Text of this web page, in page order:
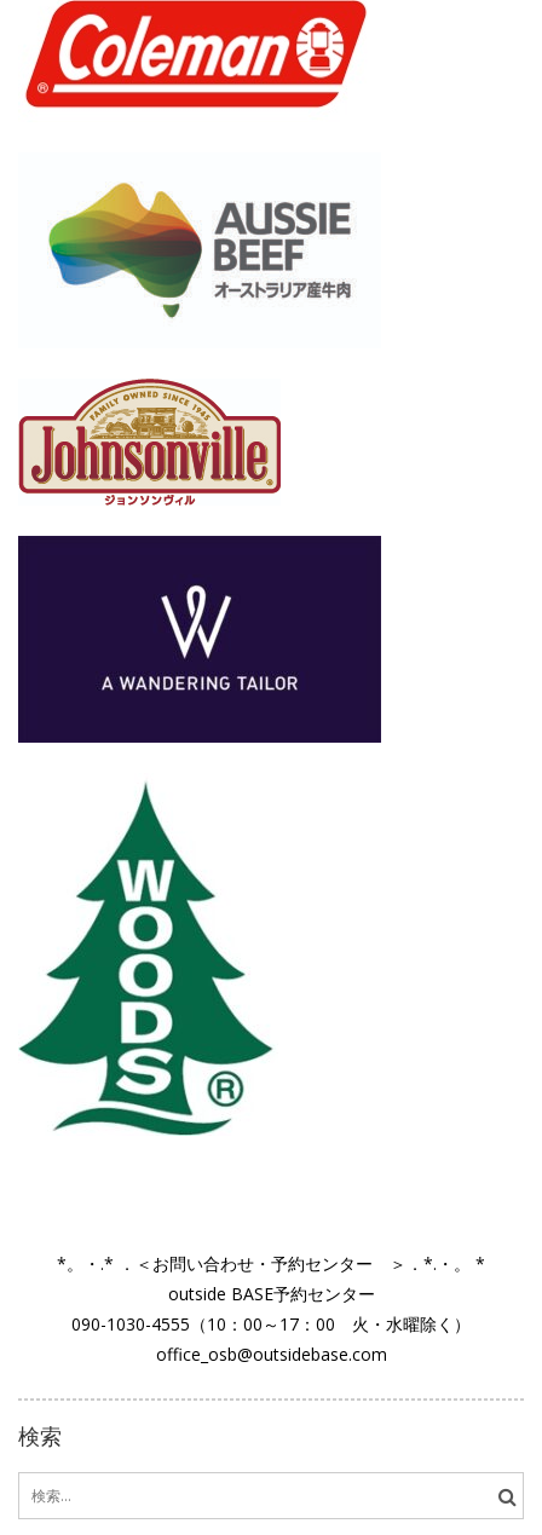
*。・.* ．＜お問い合わせ・予約センター ＞．*.・。 *
outside BASE予約センター
090-1030-4555（10：00～17：00 火・水曜除く）
office_osb@outsidebase.com
検索
索: